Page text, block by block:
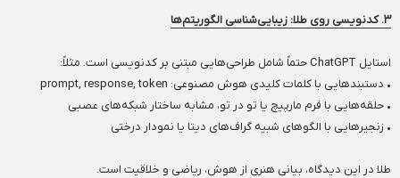
۳. کدنویسی روی طلا: زیبایی‌شناسی الگوریتم‌ها
استایل ChatGPT حتماً شامل طراحی‌هایی مبتنی بر کدنویسی است. مثلاً:
• دستبندهایی با کلمات کلیدی هوش مصنوعی: prompt, response, token
• حلقه‌هایی با فرم مارپیچ یا تو در تو، مشابه ساختار شبکه‌های عصبی
• زنجیرهایی با الگوهای شبیه گراف‌های دیتا یا نمودار درختی
طلا در این دیدگاه، بیانی هنری از هوش، ریاضی و خلاقیت است.